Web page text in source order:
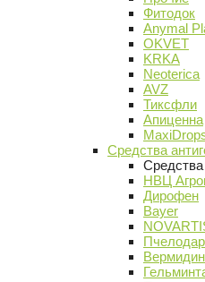
Фитодок
Anymal
OKVET
KRKA
Neoterica
AVZ
Тиксфли
Апиценна
Средства
НВЦ
Дирофен
Bayer
Пчелодар
Вермидин